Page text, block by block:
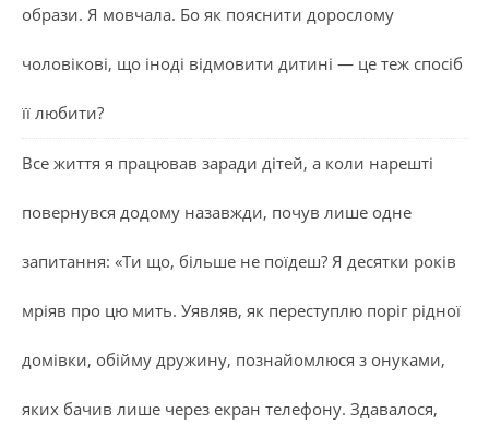
образи. Я мовчала. Бо як пояснити дорослому
чоловікові, що іноді відмовити дитині — це теж спосіб
її любити?
Все життя я працював заради дітей, а коли нарешті
повернувся додому назавжди, почув лише одне
запитання: «Ти що, більше не поїдеш? Я десятки років
мріяв про цю мить. Уявляв, як переступлю поріг рідної
домівки, обійму дружину, познайомлюся з онуками,
яких бачив лише через екран телефону. Здавалося,